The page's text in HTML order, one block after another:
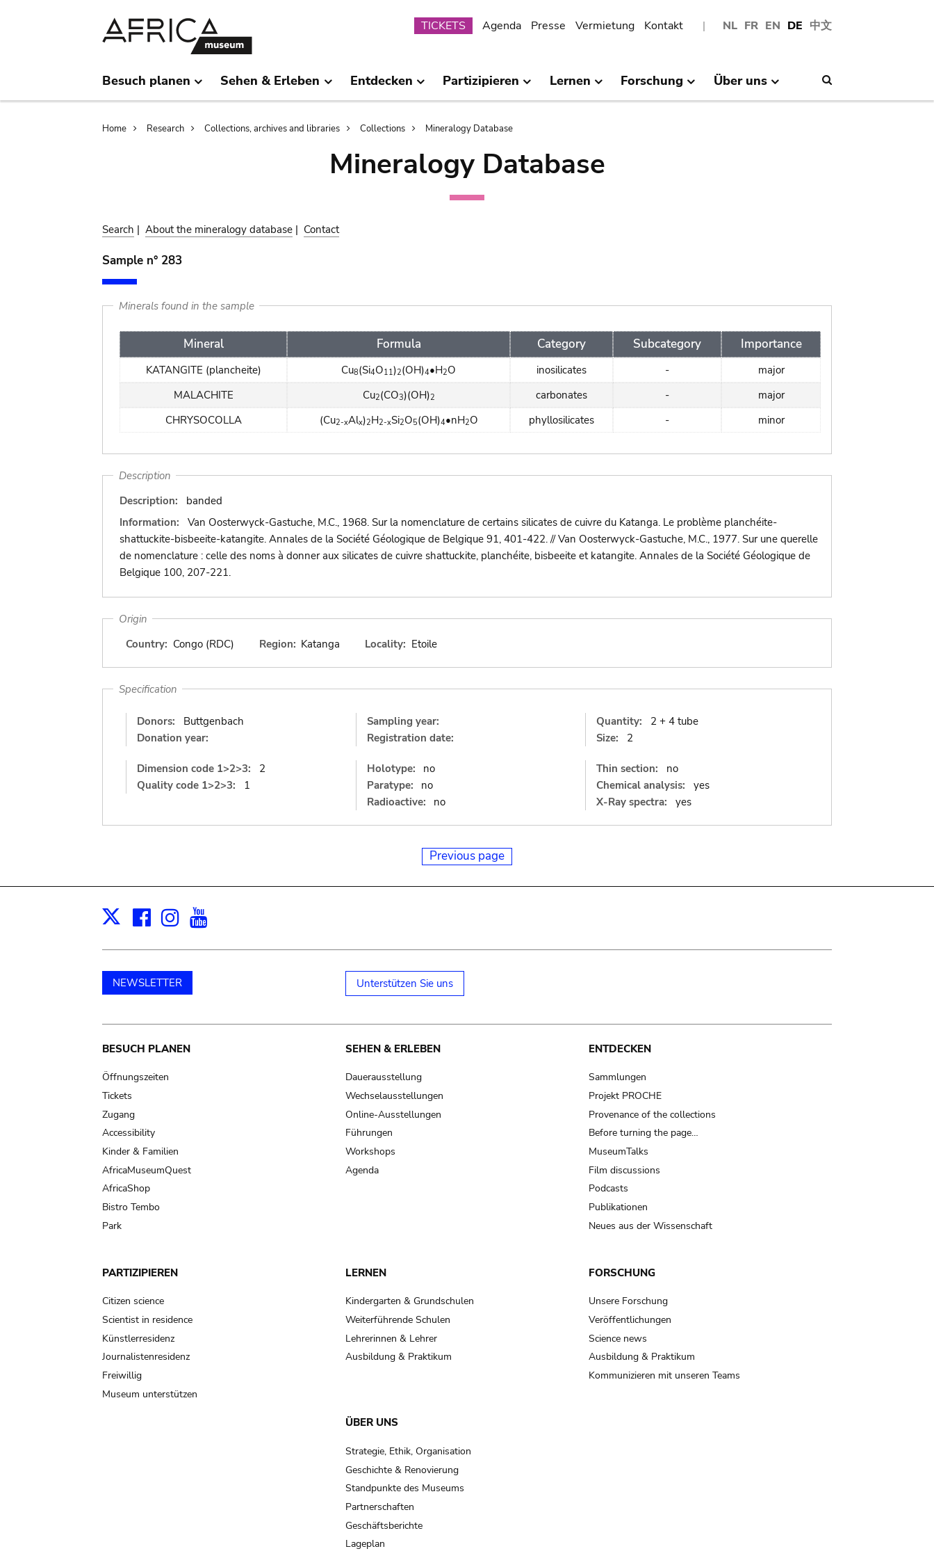
NL FR EN DE 中文
Submenu
TICKETS Agenda Presse Vermietung Kontakt
Besuch planen Sehen & Erleben Entdecken Partizipieren Lernen Forschung Über uns
Breadcrumb
Home Research Collections, archives and libraries Collections Mineralogy Database
Mineralogy Database
Search | About the mineralogy database | Contact
Sample n° 283
Minerals found in the sample
Mineral Formula Category Subcategory Importance
KATANGITE (plancheite) Cu8(Si4O11)2(OH)4•H2O inosilicates -
major
MALACHITE
Cu2(CO3)(OH)2 carbonates -
major
CHRYSOCOLLA
(Cu2-xAlx)2H2-xSi2O5(OH)4•nH2O phyllosilicates - minor
Description
Description:
banded
Information:
Van Oosterwyck-Gastuche, M.C., 1968. Sur la nomenclature de certains silicates de cuivre du Katanga. Le problème planchéite-
shattuckite-bisbeeite-katangite. Annales de la Société Géologique de Belgique 91, 401-422. // Van Oosterwyck-Gastuche, M.C., 1977. Sur une querelle
de nomenclature : celle des noms à donner aux silicates de cuivre shattuckite, planchéite, bisbeeite et katangite. Annales de la Société Géologique de
Belgique 100, 207-221.
Origin
Country: Congo (RDC) Region: Katanga Locality: Etoile
Specification
Donors:
Buttgenbach
Donation year:
Sampling year:
Registration date:
Quantity:
2 + 4 tube
Size:
2
Dimension code 1>2>3:
2
Quality code 1>2>3:
1
Holotype:
no
Paratype:
no
Radioactive:
no
Thin section:
no
Chemical analysis:
yes
X-Ray spectra:
yes
Previous page
X Facebook
Instagram
NEWSLETTER Unterstützen Sie uns
Main
navigation
BESUCH PLANEN
Öffnungszeiten
Tickets
Zugang
Accessibility
Kinder & Familien
AfricaMuseumQuest
AfricaShop
Bistro Tembo
Park
SEHEN & ERLEBEN
Dauerausstellung
Wechselausstellungen
Online-Ausstellungen
Führungen
Workshops
Agenda
ENTDECKEN
Sammlungen
Projekt PROCHE
Provenance of the collections
Before turning the page…
MuseumTalks
Film discussions
Podcasts
Publikationen
Neues aus der Wissenschaft
PARTIZIPIEREN
Citizen science
Scientist in residence
Künstlerresidenz
Journalistenresidenz
Freiwillig
Museum unterstützen
LERNEN
Kindergarten & Grundschulen
Weiterführende Schulen
Lehrerinnen & Lehrer
Ausbildung & Praktikum
FORSCHUNG
Unsere Forschung
Veröffentlichungen
Science news
Ausbildung & Praktikum
Kommunizieren mit unseren Teams
ÜBER UNS
Strategie, Ethik, Organisation
Geschichte & Renovierung
Standpunkte des Museums
Partnerschaften
Geschäftsberichte
Lageplan